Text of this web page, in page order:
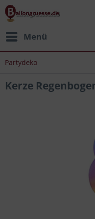
Menü
Partydeko
Kerze